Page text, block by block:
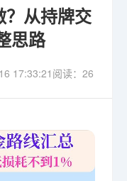
？从持牌交
思路
17:33:21阅读： 26